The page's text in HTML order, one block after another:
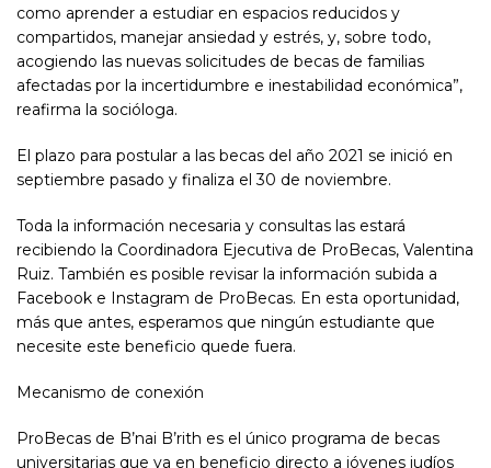
como aprender a estudiar en espacios reducidos y
compartidos, manejar ansiedad y estrés, y, sobre todo,
acogiendo las nuevas solicitudes de becas de familias
afectadas por la incertidumbre e inestabilidad económica”,
reafirma la socióloga.
El plazo para postular a las becas del año 2021 se inició en
septiembre pasado y finaliza el 30 de noviembre.
Toda la información necesaria y consultas las estará
recibiendo la Coordinadora Ejecutiva de ProBecas, Valentina
Ruiz. También es posible revisar la información subida a
Facebook e Instagram de ProBecas. En esta oportunidad,
más que antes, esperamos que ningún estudiante que
necesite este beneficio quede fuera.
Mecanismo de conexión
ProBecas de B’nai B’rith es el único programa de becas
universitarias que va en beneficio directo a jóvenes judíos